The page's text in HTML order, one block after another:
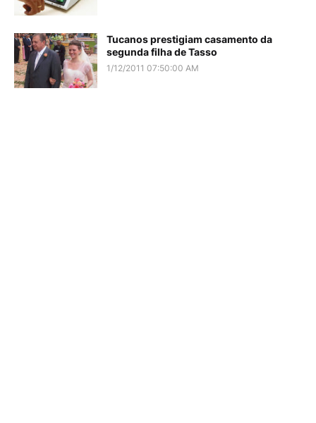
Tucanos prestigiam casamento da
segunda filha de Tasso
1/12/2011 07:50:00 AM